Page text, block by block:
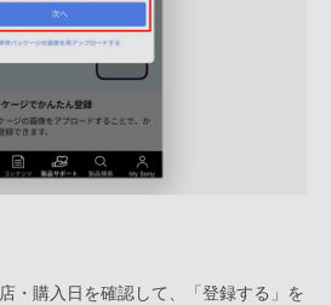
・購入日を確認して、「登録する」を